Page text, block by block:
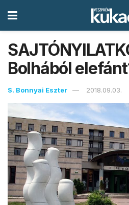
Bolhából
S. Bonnyai Eszter 2018.09.03.